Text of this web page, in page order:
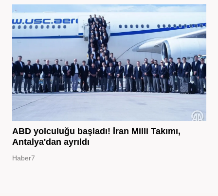
ABD yolculuğu başladı! İran Milli Takımı,
Antalya'dan ayrıldı
Haber7